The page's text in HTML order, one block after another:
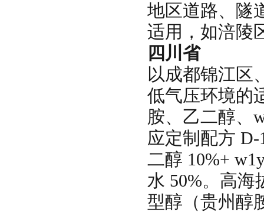
地区道路、隧
适用，如涪陵
四川省
以成都锦江区
低气压环境的
胺、乙二醇、
应定制配方 D-
二醇 10%+
水 50%。高海
型醇（贵州醇